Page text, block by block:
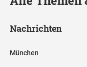
Nachrichten
München